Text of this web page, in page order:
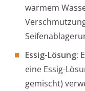
warmem
Essig-Lösung:
eine Essig-
gemischt)